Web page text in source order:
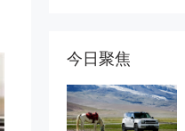
今日聚焦